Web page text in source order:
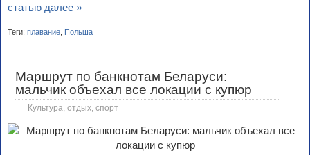
статью далее »
Теги: плавание Польша
Маршрут по банкнотам Беларуси:
мальчик объехал все локации с купюр
Культура, отдых, спорт